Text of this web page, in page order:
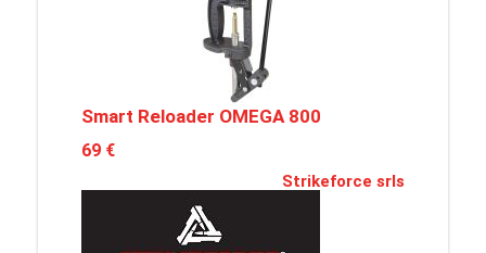
Smart Reloader OMEGA 800
69 €
Strikeforce srls